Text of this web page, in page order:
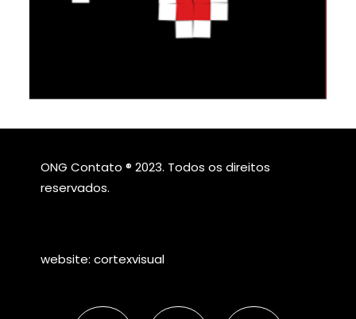
ONG Contato ® 2023. Todos os direitos
reservados.
website: cortexvisual